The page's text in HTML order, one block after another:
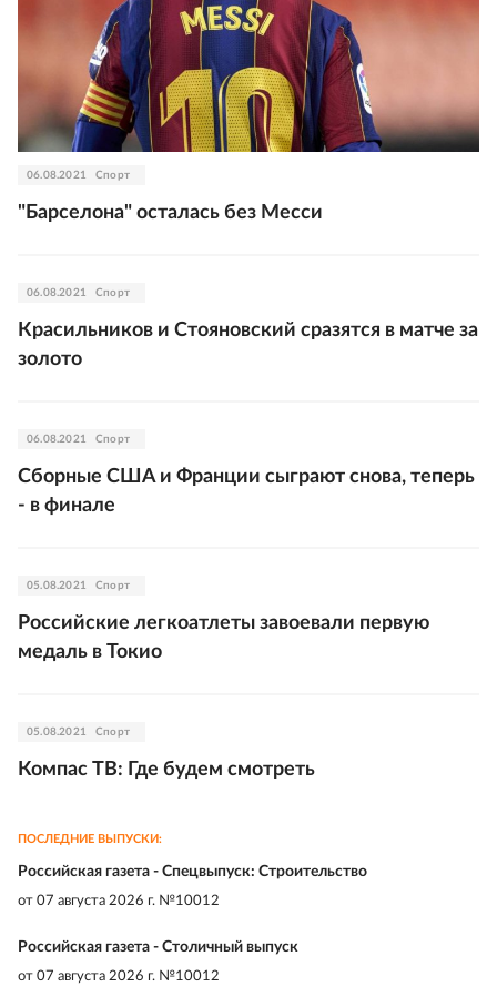
06.08.2021 Спорт
"Барселона" осталась без Месси
06.08.2021 Спорт
Красильников и Стояновский сразятся в матче за
золото
06.08.2021 Спорт
Сборные США и Франции сыграют снова, теперь
- в финале
05.08.2021 Спорт
Российские легкоатлеты завоевали первую
медаль в Токио
05.08.2021 Спорт
Компас ТВ: Где будем смотреть
ПОСЛЕДНИЕ ВЫПУСКИ:
Российская газета - Спецвыпуск: Строительство
от 07 августа 2026 г. №10012
Российская газета - Столичный выпуск
от 07 августа 2026 г. №10012